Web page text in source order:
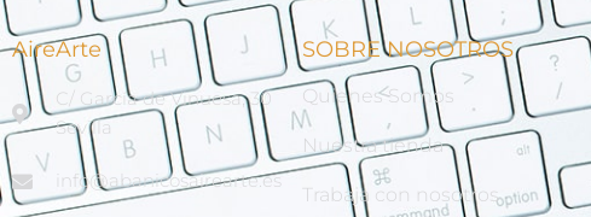
AireArte
C/ García de Vinuesa, 30
Sevilla
info@abanicosairearte.es
SOBRE NOSOTROS
Quienes Somos
Nuestra tienda
Trabaja con nosotros